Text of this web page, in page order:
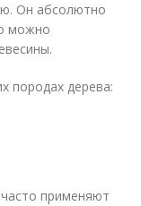
Он абсолютно
можно
породах дерева:
применяют